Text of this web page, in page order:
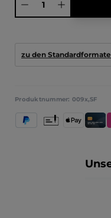
zu den
Produktnummer: 009x,SF
PayPal Apple Pay
Kredit-
Vorkasse